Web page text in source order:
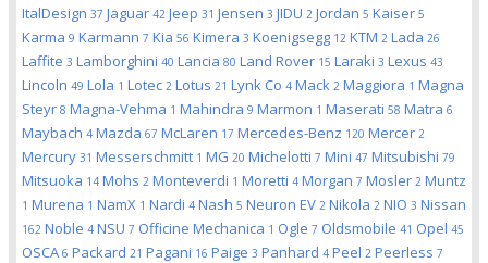
ItalDesign 37 Jaguar 42 Jeep 31 Jensen 3 JIDU 2 Jordan 5 Kaiser 5
Karma 9 Karmann 7 Kia 56 Kimera 3 Koenigsegg 12 KTM 2 Lada 26
Laffite 3 Lamborghini 40 Lancia 80 Land Rover 15 Laraki 3 Lexus 43
Lincoln 49 Lola 1 Lotec 2 Lotus 21 Lynk Co 4 Mack 2 Maggiora 1 Magna
Steyr 8 Magna-Vehma 1 Mahindra 9 Marmon 1 Maserati 58 Matra 6
Maybach 4 Mazda 67 McLaren 17 Mercedes-Benz 120 Mercer 2
Mercury 31 Messerschmitt 1 MG 20 Michelotti 7 Mini 47 Mitsubishi 79
Mitsuoka 14 Mohs 2 Monteverdi 1 Moretti 4 Morgan 7 Mosler 2 Muntz
1 Murena 1 NamX 1 Nardi 4 Nash 5 Neuron EV 2 Nikola 2 NIO 3 Nissan
162 Noble 4 NSU 7 Officine Mechanica 1 Ogle 7 Oldsmobile 41 Opel 45
OSCA 6 Packard 21 Pagani 16 Paige 3 Panhard 4 Peel 2 Peerless 7